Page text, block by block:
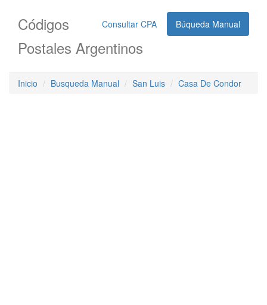
Consultar CPA Búqueda Manual
Códigos
Postales Argentinos
Inicio Busqueda Manual San Luis Casa De Condor